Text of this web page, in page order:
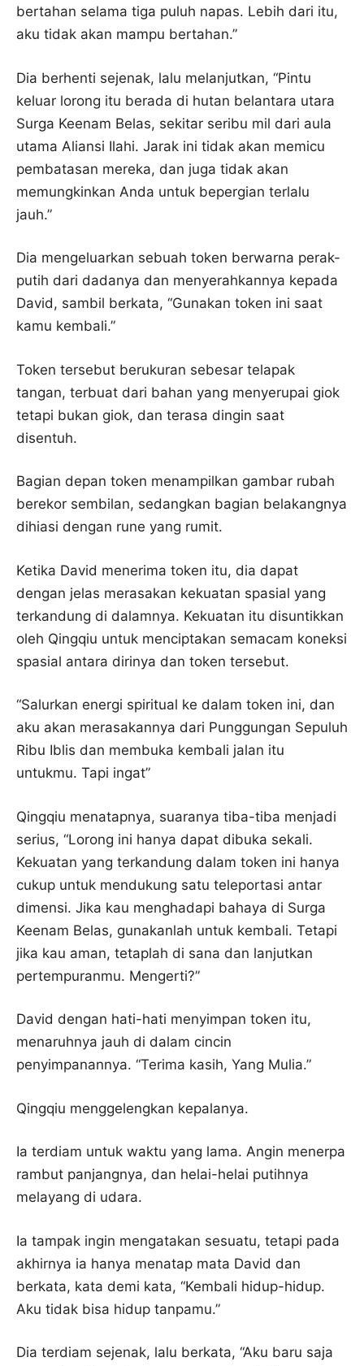
bertahan selama tiga puluh napas. Lebih dari itu,
aku tidak akan mampu bertahan.”
Dia berhenti sejenak, lalu melanjutkan, “Pintu
keluar lorong itu berada di hutan belantara utara
Surga Keenam Belas, sekitar seribu mil dari aula
utama Aliansi Ilahi. Jarak ini tidak akan memicu
pembatasan mereka, dan juga tidak akan
memungkinkan Anda untuk bepergian terlalu
jauh.”
Dia mengeluarkan sebuah token berwarna perak-
putih dari dadanya dan menyerahkannya kepada
David, sambil berkata, “Gunakan token ini saat
kamu kembali.”
Token tersebut berukuran sebesar telapak
tangan, terbuat dari bahan yang menyerupai giok
tetapi bukan giok, dan terasa dingin saat
disentuh.
Bagian depan token menampilkan gambar rubah
berekor sembilan, sedangkan bagian belakangnya
dihiasi dengan rune yang rumit.
Ketika David menerima token itu, dia dapat
dengan jelas merasakan kekuatan spasial yang
terkandung di dalamnya. Kekuatan itu disuntikkan
oleh Qingqiu untuk menciptakan semacam koneksi
spasial antara dirinya dan token tersebut.
“Salurkan energi spiritual ke dalam token ini, dan
aku akan merasakannya dari Punggungan Sepuluh
Ribu Iblis dan membuka kembali jalan itu
untukmu. Tapi ingat”
Qingqiu menatapnya, suaranya tiba-tiba menjadi
serius, “Lorong ini hanya dapat dibuka sekali.
Kekuatan yang terkandung dalam token ini hanya
cukup untuk mendukung satu teleportasi antar
dimensi. Jika kau menghadapi bahaya di Surga
Keenam Belas, gunakanlah untuk kembali. Tetapi
jika kau aman, tetaplah di sana dan lanjutkan
pertempuranmu. Mengerti?”
David dengan hati-hati menyimpan token itu,
menaruhnya jauh di dalam cincin
penyimpanannya. “Terima kasih, Yang Mulia.”
Qingqiu menggelengkan kepalanya.
Ia terdiam untuk waktu yang lama. Angin menerpa
rambut panjangnya, dan helai-helai putihnya
melayang di udara.
Ia tampak ingin mengatakan sesuatu, tetapi pada
akhirnya ia hanya menatap mata David dan
berkata, kata demi kata, “Kembali hidup-hidup.
Aku tidak bisa hidup tanpamu.”
Dia terdiam sejenak, lalu berkata, “Aku baru saja